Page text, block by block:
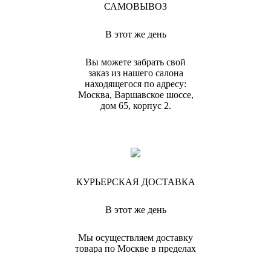
САМОВЫВОЗ
В этот же день
Вы можете забрать свой
заказ из нашего салона
находящегося по адресу:
Москва, Варшавское шоссе,
дом 65, корпус 2.
КУРЬЕРСКАЯ ДОСТАВКА
В этот же день
Мы осуществляем доставку
товара по Москве в пределах